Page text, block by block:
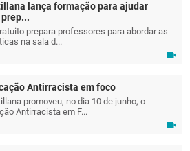
lança formação para ajudar
prepara professores para abordar as
na sala d...
Antirracista em foco
promoveu, no dia 10 de junho, o
Antirracista em F...